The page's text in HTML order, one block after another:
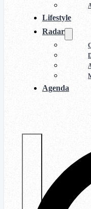
Lifestyle
Radar
Agenda